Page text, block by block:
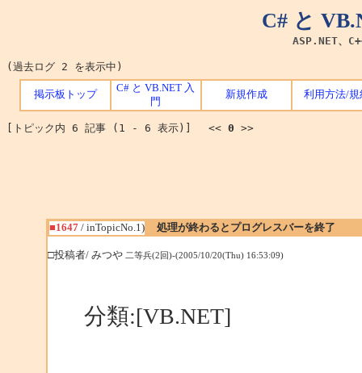
C# と
ASP.NET、
(過去ログ 2 を表示中)
掲示板トップ
C# と VB.NET 入
門
新規作成 利用方法/規
[トピック内 6 記事 (1 - 6 表示)] << 0 >>
■1647/ inTopicNo.1) 処理が終わるとプログレスバーを終了
□投稿者/ みつや 二等兵(2回)-(2005/10/20(Thu) 16:53:09)
分類:[VB.NET]